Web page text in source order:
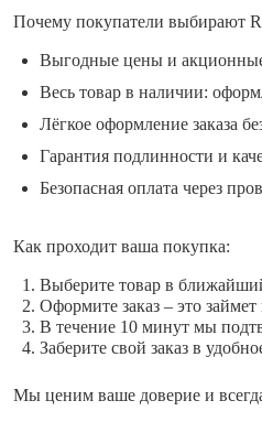
Почему покупатели выбирают
Выгодные цены и
Весь товар в наличии:
Лёгкое оформление заказа
Гарантия подлинности и
Безопасная оплата через
Как проходит ваша покупка:
Выберите товар в
Оформите заказ – это
В течение 10 минут мы
Заберите свой заказ в
Мы ценим ваше доверие и